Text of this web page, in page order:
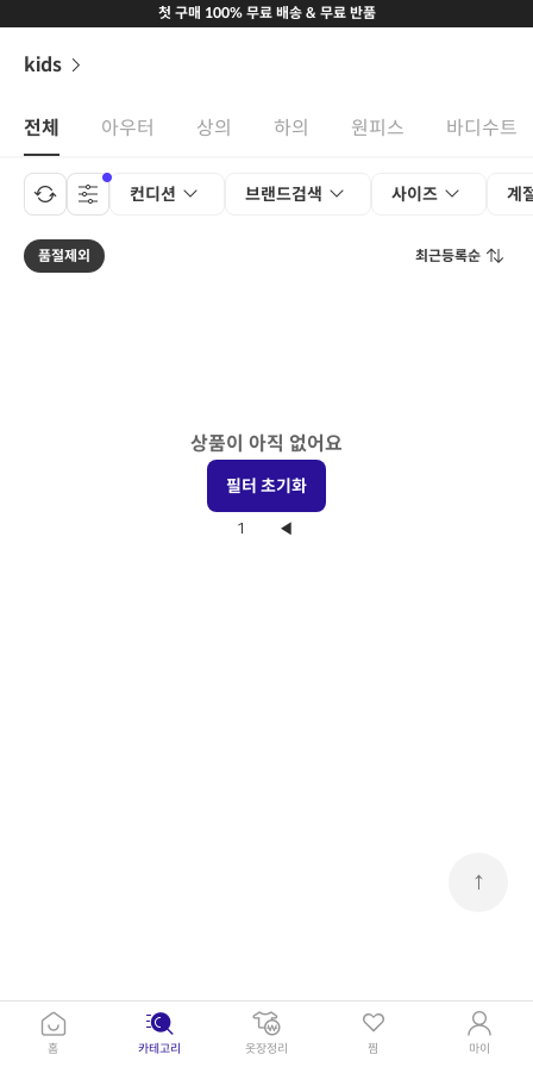
첫 구매 100% 무료 배송 & 무료 반품
kids
전체 아우터 상의 하의 원피스 바디수트
컨디션 브랜드검색 사이즈 계
품절제외 최근등록순
↑
상품이 아직 없어요
필터 초기화
1 ◀
홈 카테고리 옷장정리 찜 마이